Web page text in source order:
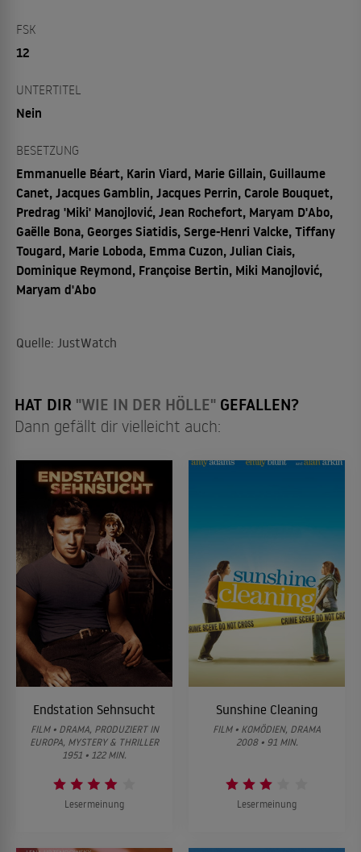
FSK
12
UNTERTITEL
Nein
BESETZUNG
Emmanuelle Béart, Karin Viard, Marie Gillain, Guillaume
Canet, Jacques Gamblin, Jacques Perrin, Carole Bouquet,
Predrag 'Miki' Manojlović, Jean Rochefort, Maryam D'Abo,
Gaëlle Bona, Georges Siatidis, Serge-Henri Valcke, Tiffany
Tougard, Marie Loboda, Emma Cuzon, Julian Ciais,
Dominique Reymond, Françoise Bertin, Miki Manojlović,
Maryam d'Abo
Quelle: JustWatch
HAT DIR "WIE IN DER HÖLLE" GEFALLEN?
Dann gefällt dir vielleicht auch:
Endstation Sehnsucht
FILM • DRAMA, PRODUZIERT IN
EUROPA, MYSTERY & THRILLER
1951 • 122 MIN.
Lesermeinung
Sunshine Cleaning
FILM • KOMÖDIEN, DRAMA
2008 • 91 MIN.
Lesermeinung